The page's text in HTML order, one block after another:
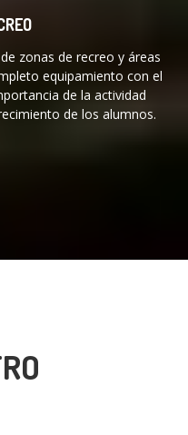
zonas de recreo y áreas
equipamiento con el
de la actividad
de los alumnos.